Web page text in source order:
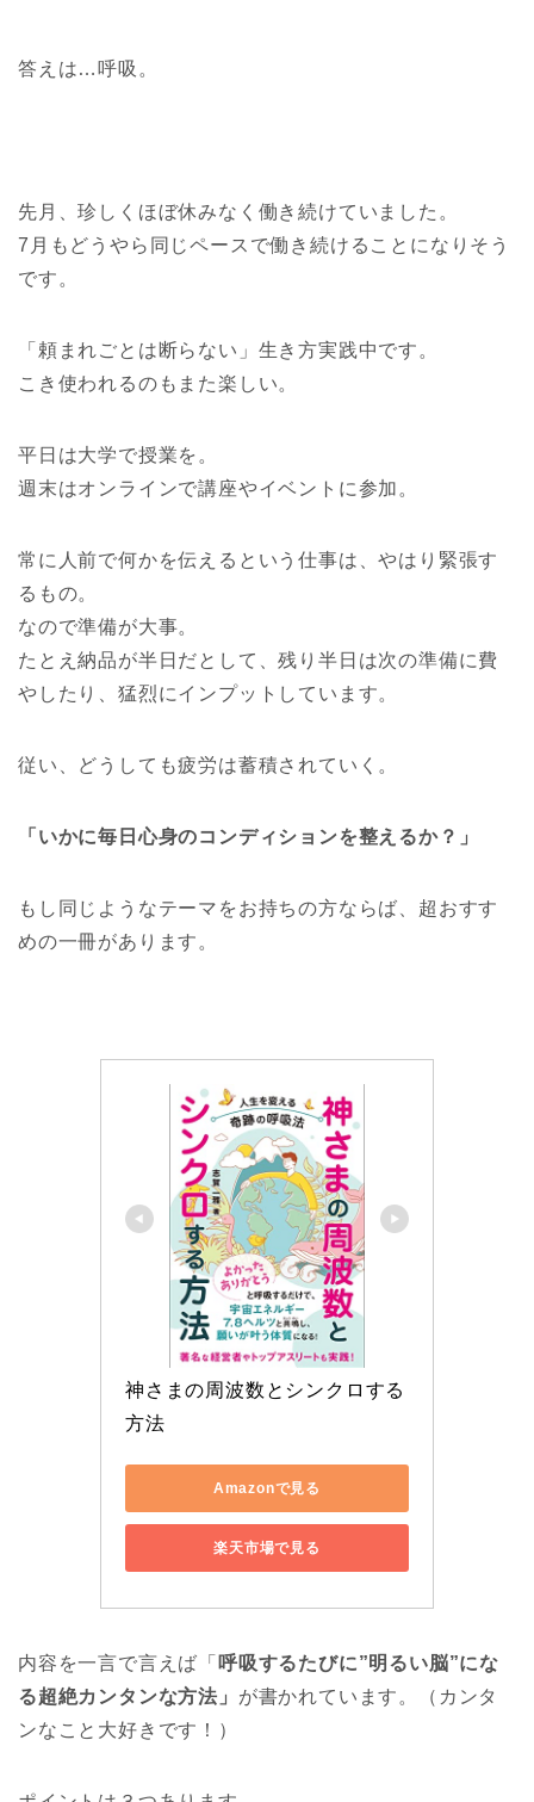
答えは…呼吸。
先月、珍しくほぼ休みなく働き続けていました。
7月もどうやら同じペースで働き続けることになりそう
です。
「頼まれごとは断らない」生き方実践中です。
こき使われるのもまた楽しい。
平日は大学で授業を。
週末はオンラインで講座やイベントに参加。
常に人前で何かを伝えるという仕事は、やはり緊張す
るもの。
なので準備が大事。
たとえ納品が半日だとして、残り半日は次の準備に費
やしたり、猛烈にインプットしています。
従い、どうしても疲労は蓄積されていく。
「いかに毎日心身のコンディションを整えるか？」
もし同じようなテーマをお持ちの方ならば、超おすす
めの一冊があります。
神さまの周波数とシンクロする
方法
Amazonで見る
楽天市場で見る
内容を一言で言えば「 呼吸するたびに”明るい脳”にな
る超絶カンタンな方法」 が書かれています。（カンタ
ンなこと大好きです！）